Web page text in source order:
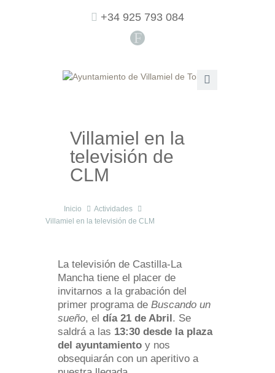
F
+34 925 793 084
Villamiel en la
televisión de
CLM
Inicio
Actividades
Villamiel en la televisión de CLM
La televisión de Castilla-La
Mancha tiene el placer de
invitarnos a la grabación del
primer programa de Buscando un
sueño, el día 21 de Abril. Se
saldrá a las 13:30 desde la plaza
del ayuntamiento y nos
obsequiarán con un aperitivo a